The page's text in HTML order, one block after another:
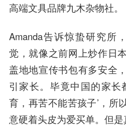
高端文具品牌九木杂物社。
Amanda告诉惊蛰研究所
觉，就像之前网上炒作日
盖地地宣传书包有多安全
引家长。毕竟中国的家长
育，再苦不能苦孩子’，所
意硬着头皮为爱买单。但是